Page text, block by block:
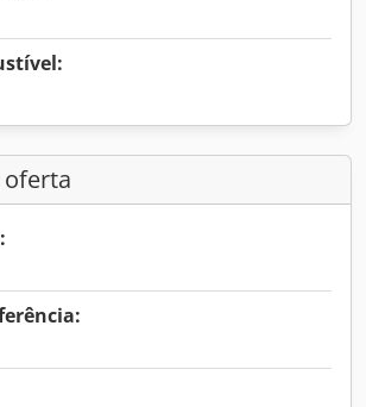
oferta